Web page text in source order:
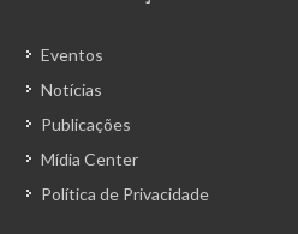
Eventos
Notícias
Publicações
Mídia Center
Política de Privacidade